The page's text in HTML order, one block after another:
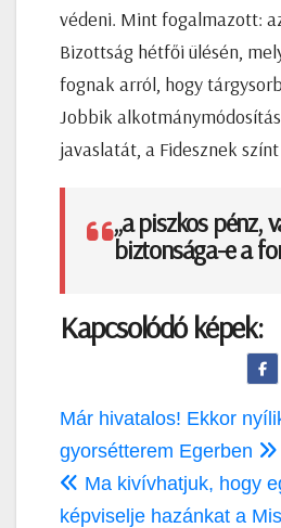
védeni. Mint fogalmazott:
Bizottság hétfői ülésén,
fognak arról, hogy
Jobbik
javaslatát, a Fidesznek
„a piszkos pénz,
biztonsága-e a
Kapcsolódó képek:
Bejegyzés
navigáció
Már hivatalos! Ekkor
gyorsétterem Egerben
Ma kivívhatjuk, hogy
képviselje hazánkat a